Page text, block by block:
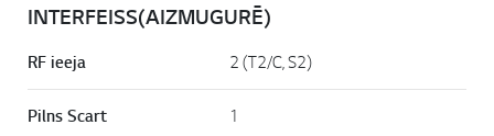
INTERFEISS(AIZMUGURĒ)
RF ieeja 2 (T2/C, S2)
Pilns Scart 1